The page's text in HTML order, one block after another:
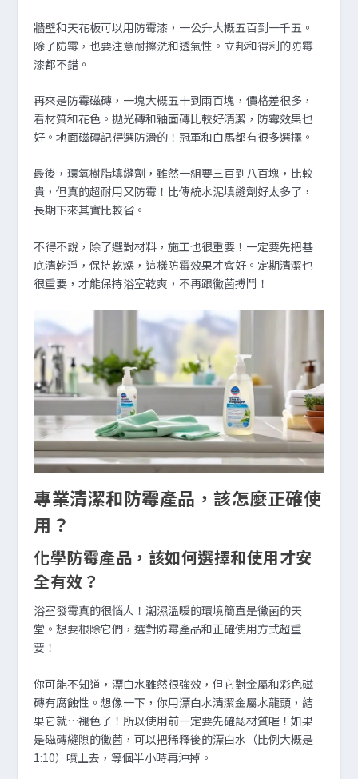
牆壁和天花板可以用防霉漆，一公升大概五百到一千五。
除了防霉，也要注意耐擦洗和透氣性。立邦和得利的防霉
漆都不錯。
再來是防霉磁磚，一塊大概五十到兩百塊，價格差很多，
看材質和花色。拋光磚和釉面磚比較好清潔，防霉效果也
好。地面磁磚記得選防滑的！冠軍和白馬都有很多選擇。
最後，環氧樹脂填縫劑，雖然一組要三百到八百塊，比較
貴，但真的超耐用又防霉！比傳統水泥填縫劑好太多了，
長期下來其實比較省。
不得不說，除了選對材料，施工也很重要！一定要先把基
底清乾淨，保持乾燥，這樣防霉效果才會好。定期清潔也
很重要，才能保持浴室乾爽，不再跟黴菌搏鬥！
專業清潔和防霉產品，該怎麼正確使
用？
化學防霉產品，該如何選擇和使用才安
全有效？
浴室發霉真的很惱人！潮濕溫暖的環境簡直是黴菌的天
堂。想要根除它們，選對防霉產品和正確使用方式超重
要！
你可能不知道，漂白水雖然很強效，但它對金屬和彩色磁
磚有腐蝕性。想像一下，你用漂白水清潔金屬水龍頭，結
果它就…褪色了！所以使用前一定要先確認材質喔！如果
是磁磚縫隙的黴菌，可以把稀釋後的漂白水（比例大概是
1:10）噴上去，等個半小時再沖掉。